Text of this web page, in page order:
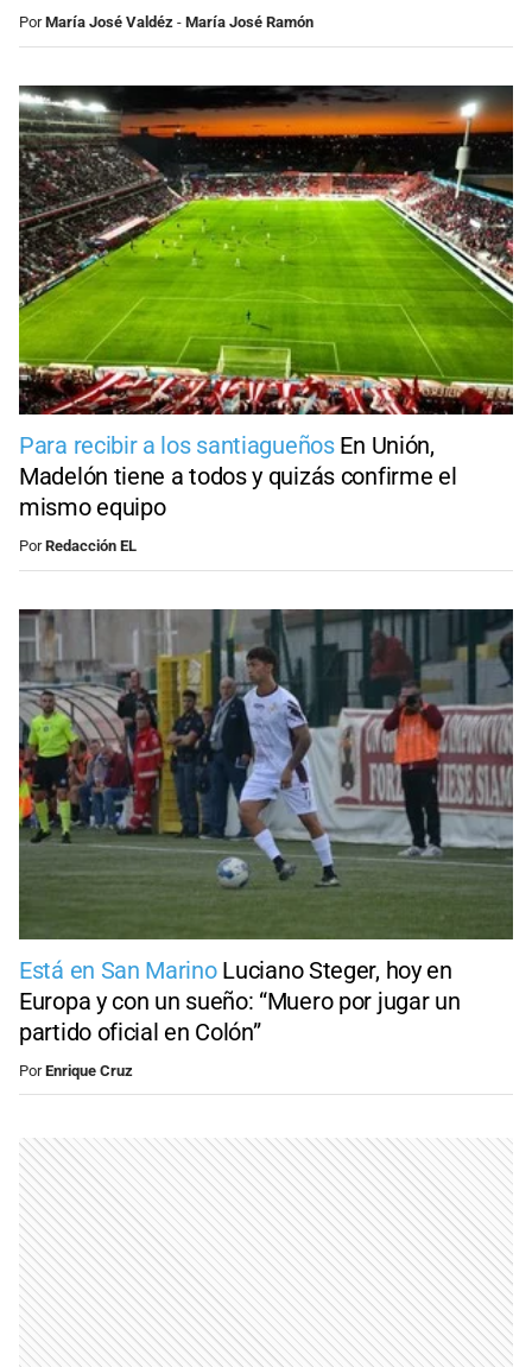
PorMaría José Valdéz - María José Ramón
Para recibir a los santiagueños En Unión,
Madelón tiene a todos y quizás confirme el
mismo equipo
PorRedacción EL
Está en San Marino Luciano Steger, hoy en
Europa y con un sueño: “Muero por jugar un
partido oficial en Colón”
PorEnrique Cruz